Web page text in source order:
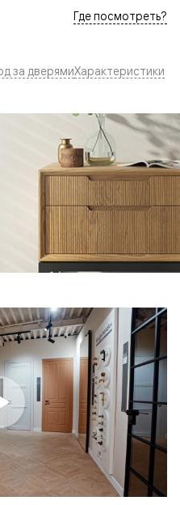
Где посмотреть?
за дверямиХарактеристики